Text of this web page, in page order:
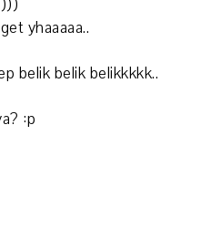
yhaaaaa..
belik belik belikkkkk..
:p